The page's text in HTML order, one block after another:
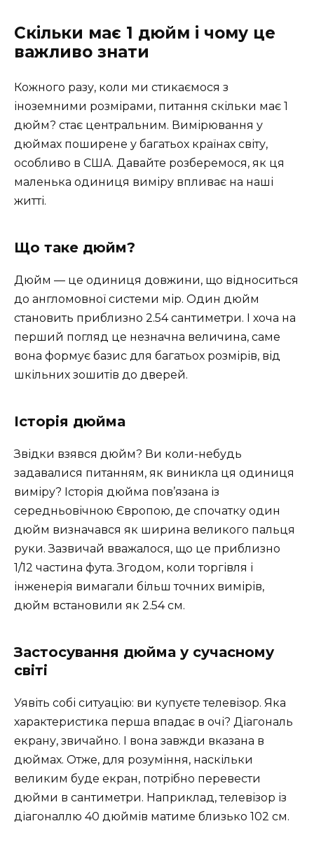
Скільки має 1 дюйм і чому це
важливо знати
Кожного разу, коли ми стикаємося з
іноземними розмірами, питання скільки має 1
дюйм? стає центральним. Вимірювання у
дюймах поширене у багатьох країнах світу,
особливо в США. Давайте розберемося, як ця
маленька одиниця виміру впливає на наші
житті.
Що таке дюйм?
Дюйм — це одиниця довжини, що відноситься
до англомовної системи мір. Один дюйм
становить приблизно 2.54 сантиметри. І хоча на
перший погляд це незначна величина, саме
вона формує базис для багатьох розмірів, від
шкільних зошитів до дверей.
Історія дюйма
Звідки взявся дюйм? Ви коли-небудь
задавалися питанням, як виникла ця одиниця
виміру? Історія дюйма пов’язана із
середньовічною Європою, де спочатку один
дюйм визначався як ширина великого пальця
руки. Зазвичай вважалося, що це приблизно
1/12 частина фута. Згодом, коли торгівля і
інженерія вимагали більш точних вимірів,
дюйм встановили як 2.54 см.
Застосування дюйма у сучасному
світі
Уявіть собі ситуацію: ви купуєте телевізор. Яка
характеристика перша впадає в очі? Діагональ
екрану, звичайно. І вона завжди вказана в
дюймах. Отже, для розуміння, наскільки
великим буде екран, потрібно перевести
дюйми в сантиметри. Наприклад, телевізор із
діагоналлю 40 дюймів матиме близько 102 см.